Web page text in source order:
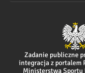
Zadanie publiczne
integracja z portalem
Ministerstwa Sportu